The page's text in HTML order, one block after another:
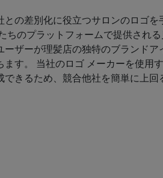
との差別化に役立つサロンのロゴ
ちのプラットフォームで提供され
ーザーが理髪店の独特のブランド
ます。 当社のロゴ メーカーを使用
できるため、競合他社を簡単に上回